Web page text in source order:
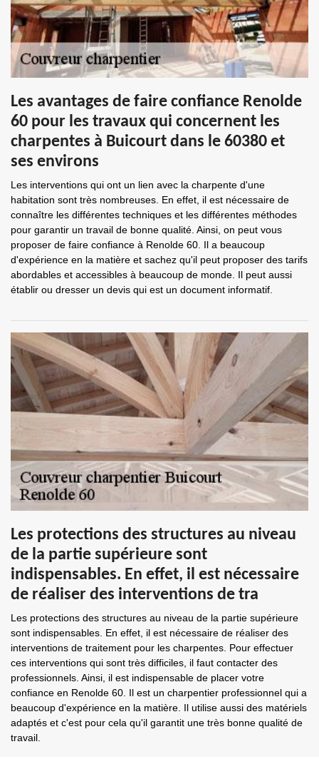
Les avantages de faire confiance Renolde
60 pour les travaux qui concernent les
charpentes à Buicourt dans le 60380 et
ses environs
Les interventions qui ont un lien avec la charpente d'une
habitation sont très nombreuses. En effet, il est nécessaire de
connaître les différentes techniques et les différentes méthodes
pour garantir un travail de bonne qualité. Ainsi, on peut vous
proposer de faire confiance à Renolde 60. Il a beaucoup
d'expérience en la matière et sachez qu'il peut proposer des tarifs
abordables et accessibles à beaucoup de monde. Il peut aussi
établir ou dresser un devis qui est un document informatif.
Les protections des structures au niveau
de la partie supérieure sont
indispensables. En effet, il est nécessaire
de réaliser des interventions de tra
Les protections des structures au niveau de la partie supérieure
sont indispensables. En effet, il est nécessaire de réaliser des
interventions de traitement pour les charpentes. Pour effectuer
ces interventions qui sont très difficiles, il faut contacter des
professionnels. Ainsi, il est indispensable de placer votre
confiance en Renolde 60. Il est un charpentier professionnel qui a
beaucoup d'expérience en la matière. Il utilise aussi des matériels
adaptés et c'est pour cela qu'il garantit une très bonne qualité de
travail.